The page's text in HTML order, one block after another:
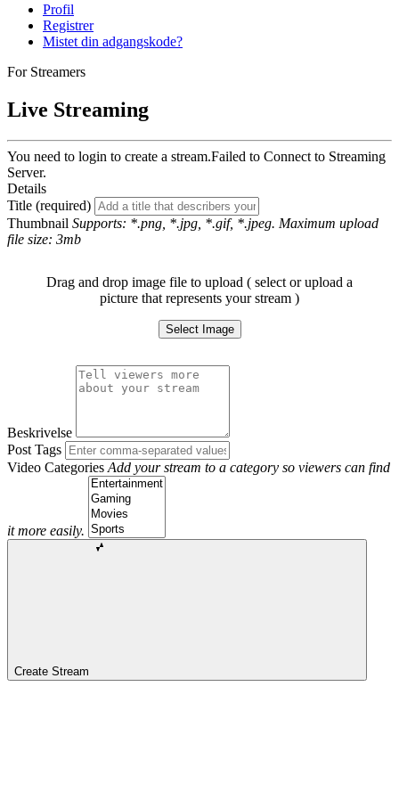
Profil
Registrer
Mistet din adgangskode?
For Streamers
Live Streaming
You need to login to create a stream.Failed to Connect to Streaming
Server.
Details
Title (required)
Thumbnail Supports: *.png, *.jpg, *.gif, *.jpeg. Maximum upload
file size: 3mb
Drag and drop image file to upload ( select or upload a
picture that represents your stream )
Select Image
Beskrivelse
Post Tags
Video Categories Add your stream to a category so viewers can find
it more easily.
Create Stream